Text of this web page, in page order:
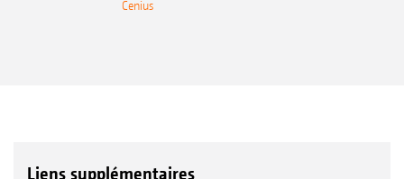
Cenius
Liens supplémentaires